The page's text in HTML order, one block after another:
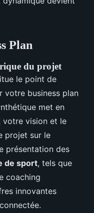
Plan
du projet
le point de
votre business plan
met en
votre vision et le
projet sur le
présentation des
de sport, tels que
coaching
innovantes